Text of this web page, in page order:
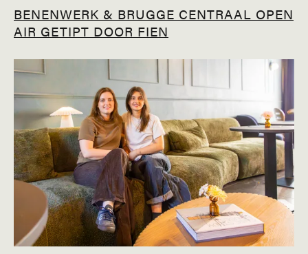
BENENWERK & BRUGGE CENTRAAL OPEN
AIR GETIPT DOOR FIEN